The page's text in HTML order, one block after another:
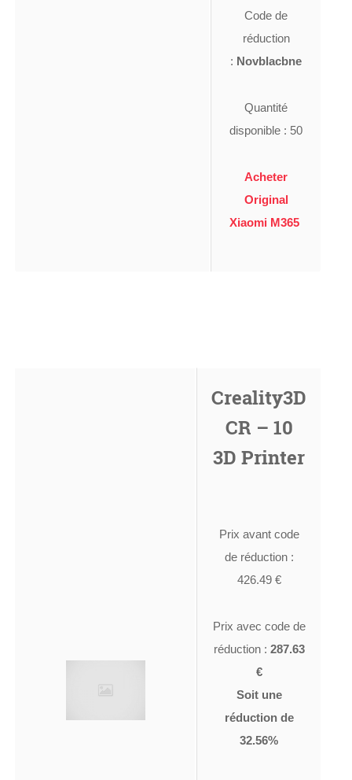
Code de
réduction
: Novblacbne
Quantité
disponible : 50
Acheter
Original
Xiaomi M365
Creality3D
CR – 10
3D Printer
Prix avant code
de réduction :
426.49 €
Prix avec code de
réduction : 287.63
€
Soit une
réduction de
32.56%